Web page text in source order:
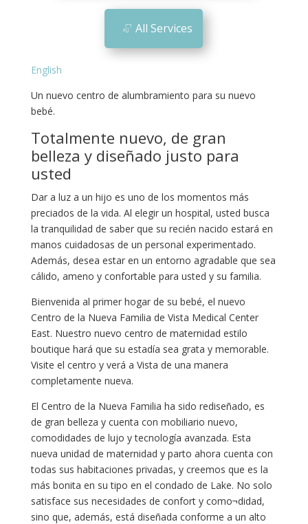
English
Un nuevo centro de alumbramiento para su nuevo
bebé.
Totalmente nuevo, de gran
belleza y diseñado justo para
usted
Dar a luz a un hijo es uno de los momentos más
preciados de la vida. Al elegir un hospital, usted busca
la tranquilidad de saber que su recién nacido estará en
manos cuidadosas de un personal experimentado.
Además, desea estar en un entorno agradable que sea
cálido, ameno y confortable para usted y su familia.
Bienvenida al primer hogar de su bebé, el nuevo
Centro de la Nueva Familia de Vista Medical Center
East. Nuestro nuevo centro de maternidad estilo
boutique hará que su estadía sea grata y memorable.
Visite el centro y verá a Vista de una manera
completamente nueva.
El Centro de la Nueva Familia ha sido rediseñado, es
de gran belleza y cuenta con mobiliario nuevo,
comodidades de lujo y tecnología avanzada. Esta
nueva unidad de maternidad y parto ahora cuenta con
todas sus habitaciones privadas, y creemos que es la
más bonita en su tipo en el condado de Lake. No solo
satisface sus necesidades de confort y como¬didad,
sino que, además, está diseñada conforme a un alto
All Services